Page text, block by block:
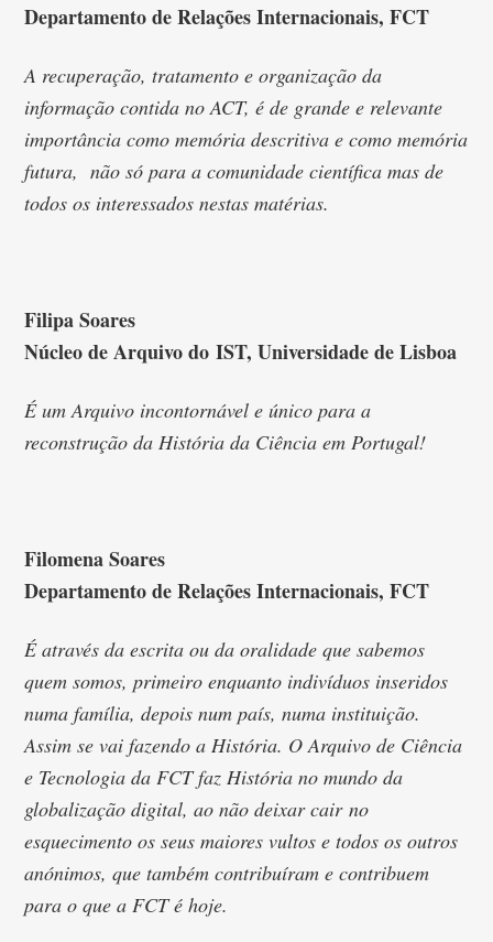
Departamento de Relações Internacionais, FCT
A recuperação, tratamento e organização da
informação contida no ACT, é de grande e relevante
importância como memória descritiva e como memória
futura, não só para a comunidade científica mas de
todos os interessados nestas matérias.
Filipa Soares
Núcleo de Arquivo do IST, Universidade de Lisboa
É um Arquivo incontornável e único para a
reconstrução da História da Ciência em Portugal!
Filomena Soares
Departamento de Relações Internacionais, FCT
É através da escrita ou da oralidade que sabemos
quem somos, primeiro enquanto indivíduos inseridos
numa família, depois num país, numa instituição.
Assim se vai fazendo a História. O Arquivo de Ciência
e Tecnologia da FCT faz História no mundo da
globalização digital, ao não deixar cair no
esquecimento os seus maiores vultos e todos os outros
anónimos, que também contribuíram e contribuem
para o que a FCT é hoje.